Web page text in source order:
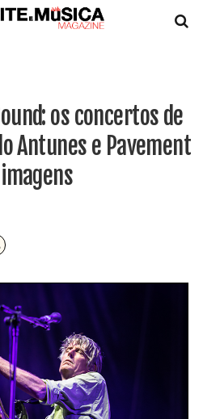
os concertos de
Antunes e Pavement